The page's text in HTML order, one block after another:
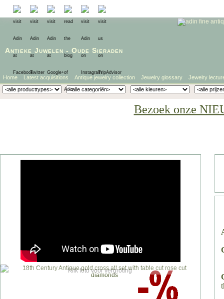
Antieke Juwelen - Oude Sieraden
Home Latest acquisitions Antique jewelry collection Jewelry glossary Jewelry
Bezoek onze
Klik foto voor vergroting